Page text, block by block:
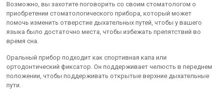
Возможно, вы захотите поговорить со своим стоматологом о
приобретении стоматологического прибора, который может
помочь изменить отверстие дыхательных путей, чтобы у вашего
языка было достаточно места, чтобы избежать препятствий во
время сна.
Оральный прибор подходит как спортивная капа или
ортодонтический фиксатор. Он поддерживает челюсть в переднем
положении, чтобы поддерживать открытые верхние дыхательные
пути.